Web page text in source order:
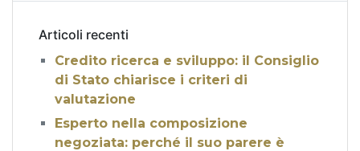
Articoli recenti
Credito ricerca e sviluppo: il Consiglio
di Stato chiarisce i criteri di
valutazione
Esperto nella composizione
negoziata: perché il suo parere è